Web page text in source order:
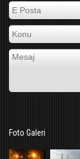
Foto Galeri